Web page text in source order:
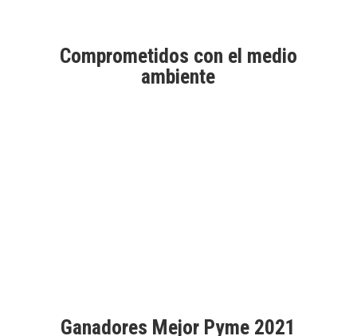
Comprometidos con el medio
ambiente
Ganadores Mejor Pyme 2021